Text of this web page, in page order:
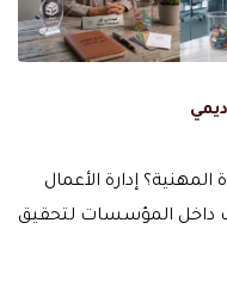
إدارة الأعمال
داخل المؤسسات لتحقيق